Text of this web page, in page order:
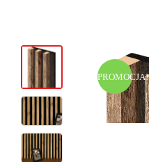
PROMOCJA!